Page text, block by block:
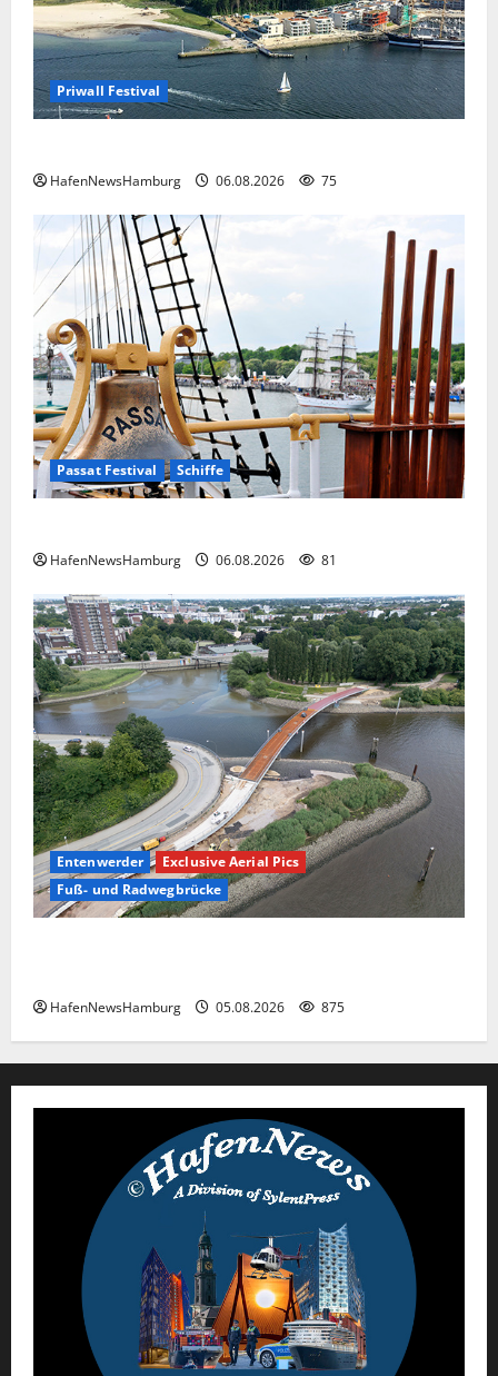
Priwall Festival
HafenNewsHamburg 06.08.2026 75
Passat Festival Schiffe
HafenNewsHamburg 06.08.2026 81
Entenwerder
Exclusive Aerial Pics
Fuß- und Radwegbrücke
HafenNewsHamburg 05.08.2026 875